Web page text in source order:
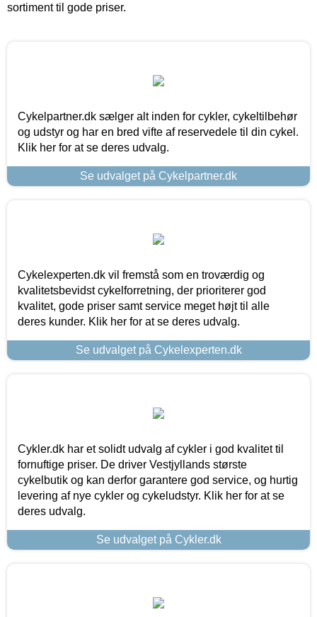
sortiment til gode priser.
Cykelpartner.dk sælger alt inden for cykler, cykeltilbehør
og udstyr og har en bred vifte af reservedele til din cykel.
Klik her for at se deres udvalg.
Se udvalget på Cykelpartner.dk
Cykelexperten.dk vil fremstå som en troværdig og
kvalitetsbevidst cykelforretning, der prioriterer god
kvalitet, gode priser samt service meget højt til alle
deres kunder. Klik her for at se deres udvalg.
Se udvalget på Cykelexperten.dk
Cykler.dk har et solidt udvalg af cykler i god kvalitet til
fornuftige priser. De driver Vestjyllands største
cykelbutik og kan derfor garantere god service, og hurtig
levering af nye cykler og cykeludstyr. Klik her for at se
deres udvalg.
Se udvalget på Cykler.dk